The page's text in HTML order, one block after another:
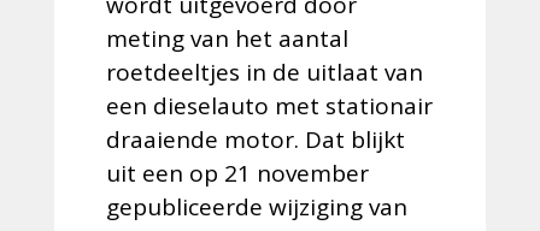
meting van het aantal
roetdeeltjes in de uitlaat van
een dieselauto met stationair
draaiende motor. Dat blijkt
uit een op 21 november
gepubliceerde wijziging van